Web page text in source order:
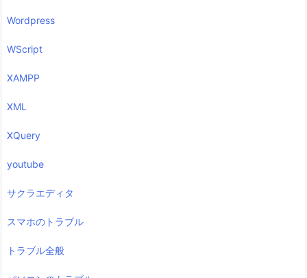
Wordpress
WScript
XAMPP
XML
XQuery
youtube
サクラエディタ
スマホのトラブル
トラブル全般